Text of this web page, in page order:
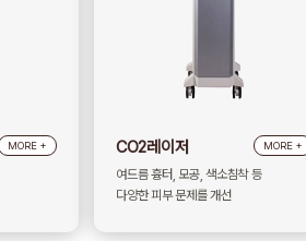
MORE + LDM tri
미세한 초음파 진동으로
탄력 개선과 진정, 부기 완화
MORE +